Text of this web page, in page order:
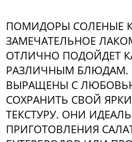
ПОМИДОРЫ СОЛЕНЫЕ
ЗАМЕЧАТЕЛЬНОЕ
ОТЛИЧНО ПОДОЙДЕТ
РАЗЛИЧНЫМ
ВЫРАЩЕНЫ С
СОХРАНИТЬ СВОЙ
ТЕКСТУРУ. ОНИ
ПРИГОТОВЛЕНИЯ